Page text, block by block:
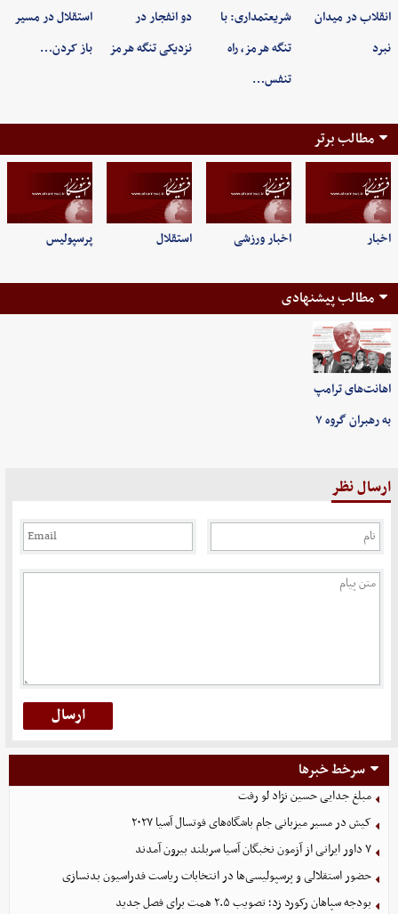
انقلاب در میدان
نبرد
شریعتمداری: با
تنگه هرمز، راه
تنفس…
دو انفجار در
نزدیکی تنگه هرمز
استقلال در مسیر
باز کردن…
مطالب برتر
اخبار اخبار ورزشی استقلال پرسپولیس
مطالب پیشنهادی
اهانت‌های ترامپ
به رهبران گروه ۷
ارسال نظر
سرخط خبرها
مبلغ جدایی حسین نژاد لو رفت
کیش در مسیر میزبانی جام باشگاه‌های فوتسال آسیا ۲۰۲۷
۷ داور ایرانی از آزمون نخبگان آسیا سربلند بیرون آمدند
حضور استقلالی و پرسپولیسی‌ها در انتخابات ریاست فدراسیون بدنسازی
بودجه سپاهان رکورد زد؛ تصویب ۲.۵ همت برای فصل جدید